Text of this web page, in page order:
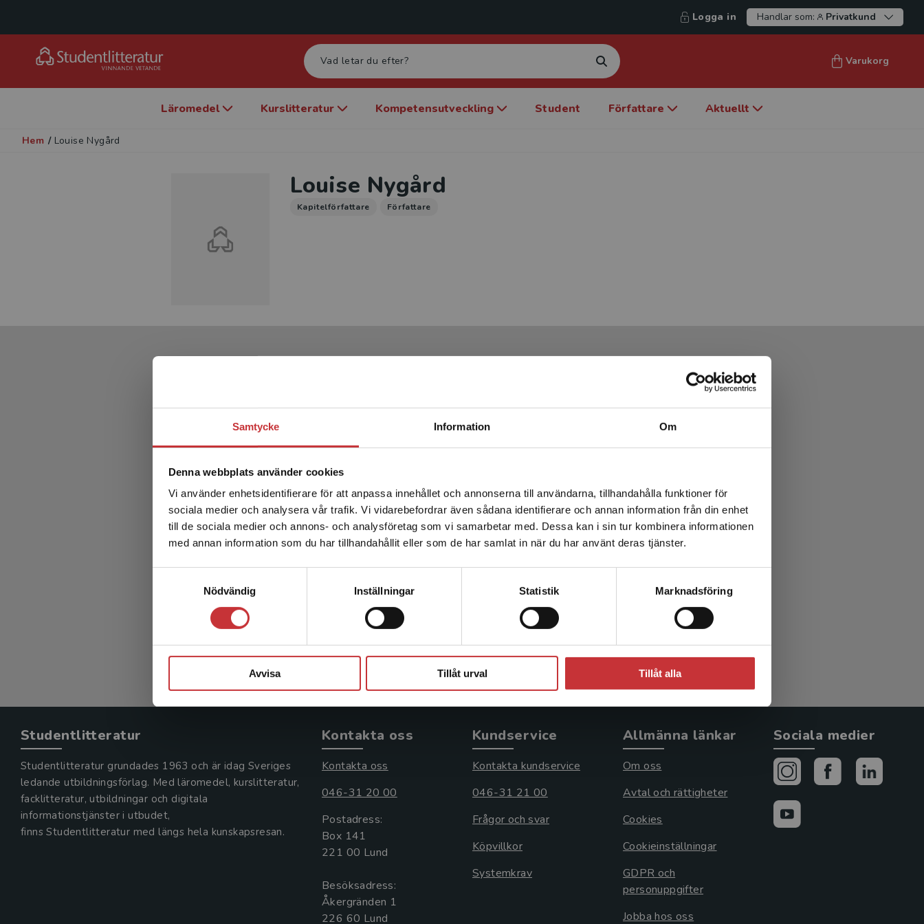
Samtycke Information Om
Denna webbplats använder cookies
Vi använder enhetsidentifierare för att anpassa innehållet och annonserna till användarna, tillhandahålla funktioner för
sociala medier och analysera vår trafik. Vi vidarebefordrar även sådana identifierare och annan information från din enhet
till de sociala medier och annons- och analysföretag som vi samarbetar med. Dessa kan i sin tur kombinera informationen
med annan information som du har tillhandahållit eller som de har samlat in när du har använt deras tjänster.
Nödvändig
Inställningar Statistik Marknadsföring
Avvisa Tillåt urval Tillåt alla
Begränsad fraktregion
Det verkar som att du besöker studentlitteratur.se via en
enhet utanför Sverige. Vi erbjuder inte leveranser utanför
Sverige. För att kunna slutföra ett köp måste
leveransadressen vara i Sverige.Läs mer
Logga in Handlar som: Privatkund
Varukorg
Läromedel Kurslitteratur Kompetensutveckling Student Författare Aktuellt
Hem / Louise Nygård
Louise Nygård
Kapitelförfattare Författare
Kielhofners Model of Human
Occupation
731 krinkl. moms
Studentlitteratur
Studentlitteratur grundades 1963 och är idag Sveriges
ledande utbildningsförlag. Med läromedel, kurslitteratur,
facklitteratur, utbildningar och digitala
informationstjänster i utbudet,
finns Studentlitteratur med längs hela kunskapsresan.
Kontakta oss
Kontakta oss
046-31 20 00
Postadress:
Box 141
221 00 Lund
Besöksadress:
Åkergränden 1
Kundservice
Kontakta kundservice
046-31 21 00
Frågor och svar
Köpvillkor
Systemkrav
Allmänna länkar
Om oss
Avtal och rättigheter
Cookies
Cookieinställningar
GDPR och
personuppgifter
Jobba hos oss
Sociala medier